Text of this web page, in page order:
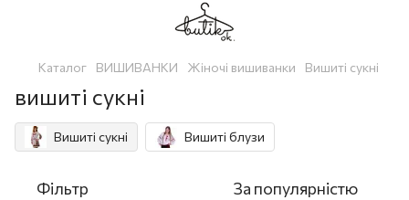
Каталог ВИШИВАНКИ Жіночі вишиванки Вишиті сукні
вишиті сукні
Вишиті сукні Вишиті блузи
Фільтр За популярністю